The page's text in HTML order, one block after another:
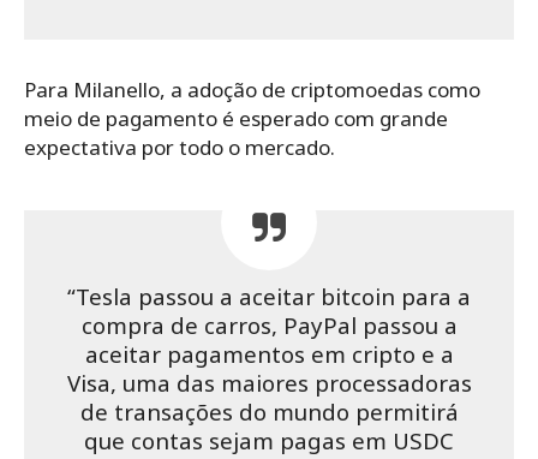
Para Milanello, a adoção de criptomoedas como
meio de pagamento é esperado com grande
expectativa por todo o mercado.
“Tesla passou a aceitar bitcoin para a
compra de carros, PayPal passou a
aceitar pagamentos em cripto e a
Visa, uma das maiores processadoras
de transações do mundo permitirá
que contas sejam pagas em USDC